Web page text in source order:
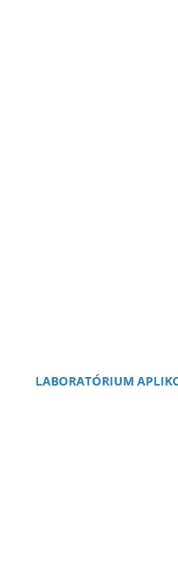
LABORATÓRIUM